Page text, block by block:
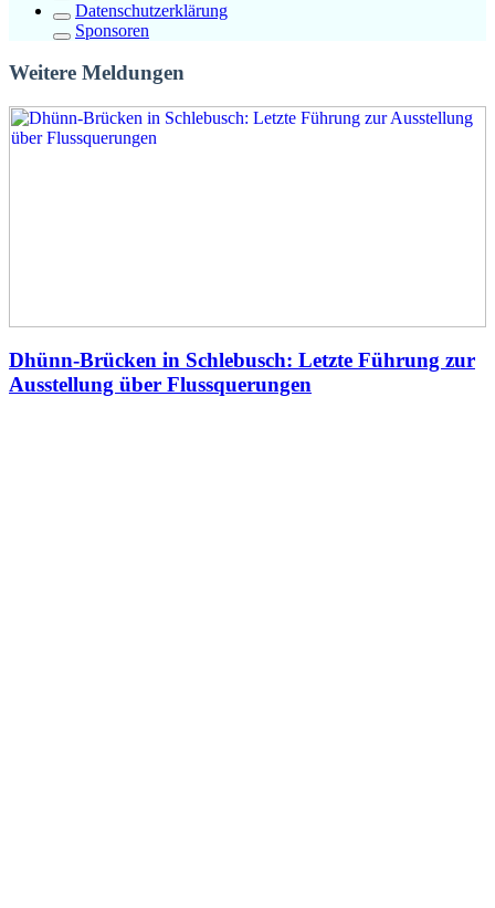
Datenschutzerklärung
Sponsoren
Weitere Meldungen
Dhünn-Brücken in Schlebusch: Letzte Führung zur
Ausstellung über Flussquerungen